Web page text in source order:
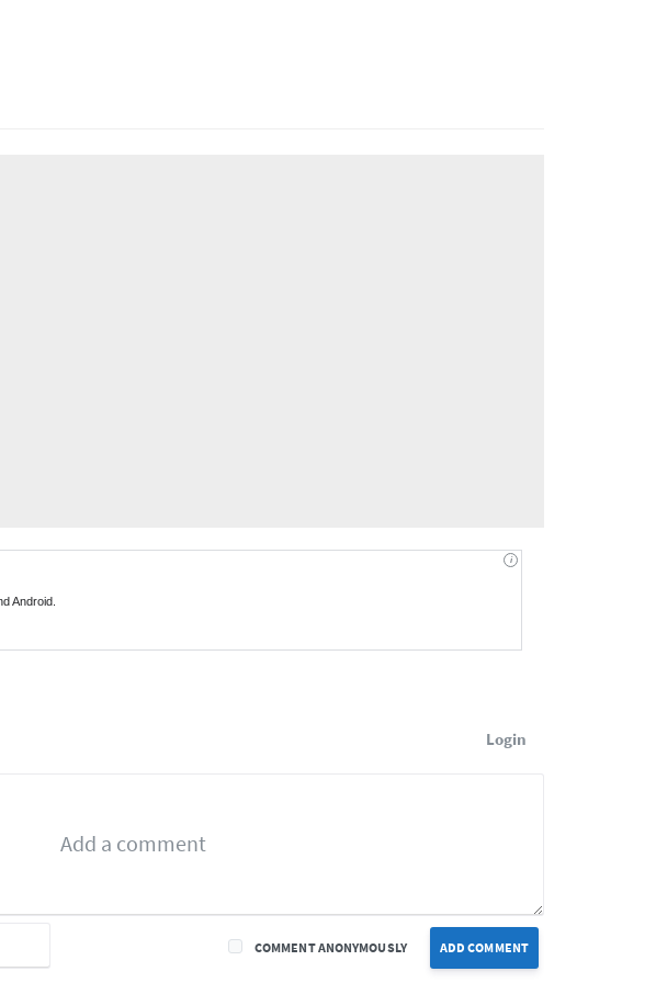
Login
ADD COMMENT
COMMENT ANONYMOUSLY